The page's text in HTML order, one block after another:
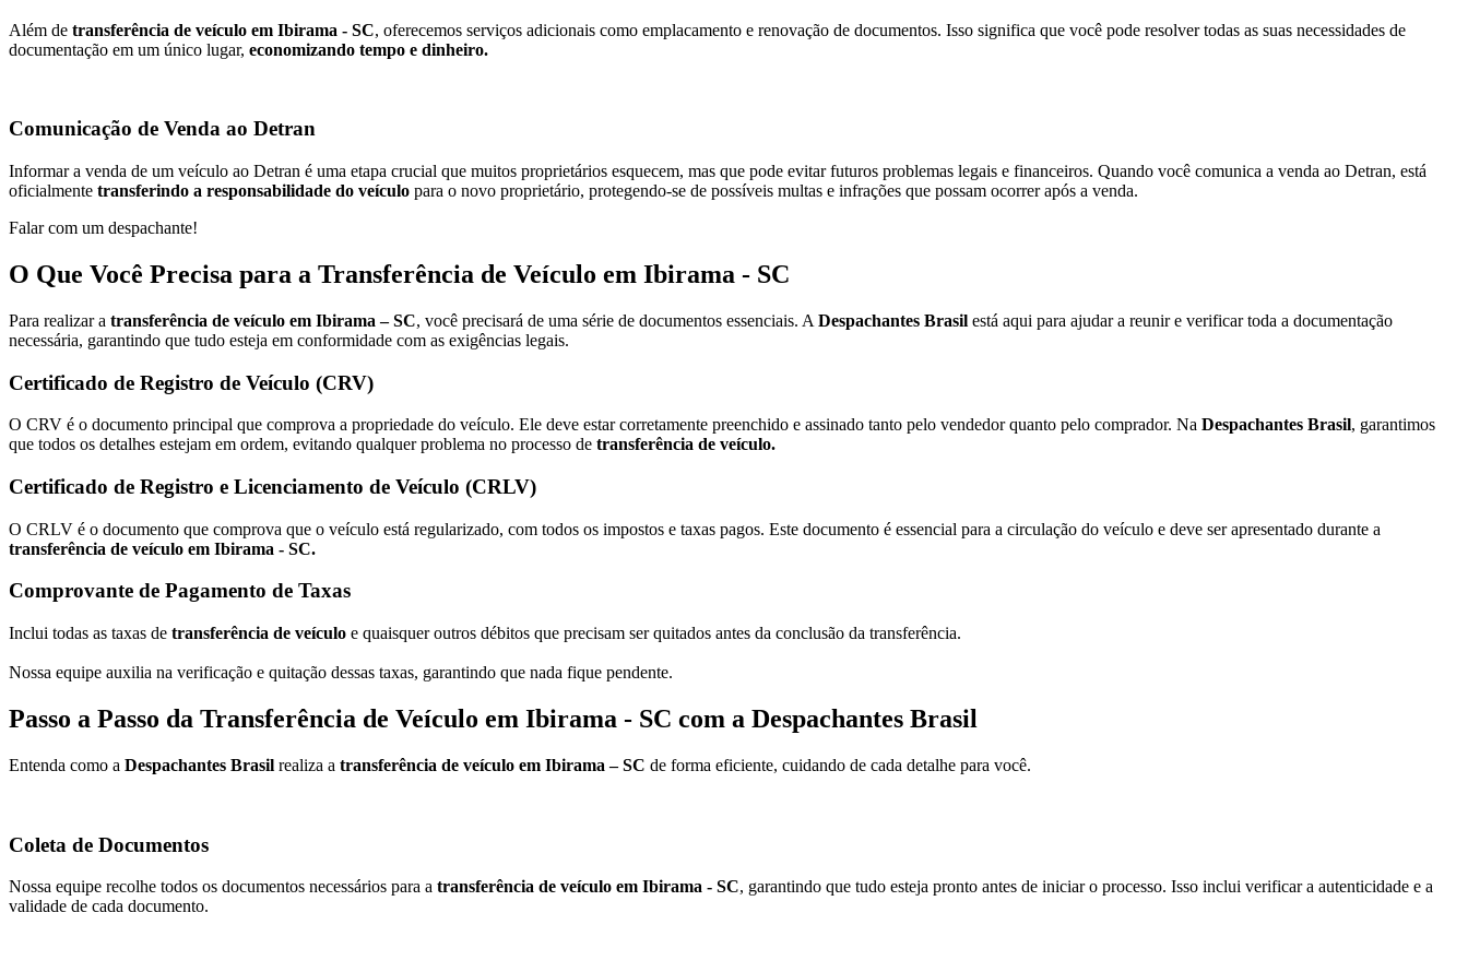
Além de transferência de veículo em Ibirama - SC, oferecemos serviços adicionais como emplacamento e renovação de documentos. Isso significa que você pode resolver todas as suas necessidades de
documentação em um único lugar, economizando tempo e dinheiro.
Comunicação de Venda ao Detran
Informar a venda de um veículo ao Detran é uma etapa crucial que muitos proprietários esquecem, mas que pode evitar futuros problemas legais e financeiros. Quando você comunica a venda ao Detran, está
oficialmente transferindo a responsabilidade do veículo para o novo proprietário, protegendo-se de possíveis multas e infrações que possam ocorrer após a venda.
Falar com um despachante!
O Que Você Precisa para a Transferência de Veículo em Ibirama - SC
Para realizar a transferência de veículo em Ibirama – SC, você precisará de uma série de documentos essenciais. A Despachantes Brasil está aqui para ajudar a reunir e verificar toda a documentação
necessária, garantindo que tudo esteja em conformidade com as exigências legais.
Certificado de Registro de Veículo (CRV)
O CRV é o documento principal que comprova a propriedade do veículo. Ele deve estar corretamente preenchido e assinado tanto pelo vendedor quanto pelo comprador. Na Despachantes Brasil, garantimos
que todos os detalhes estejam em ordem, evitando qualquer problema no processo de transferência de veículo.
Certificado de Registro e Licenciamento de Veículo (CRLV)
O CRLV é o documento que comprova que o veículo está regularizado, com todos os impostos e taxas pagos. Este documento é essencial para a circulação do veículo e deve ser apresentado durante a
transferência de veículo em Ibirama - SC.
Comprovante de Pagamento de Taxas
Inclui todas as taxas de transferência de veículo e quaisquer outros débitos que precisam ser quitados antes da conclusão da transferência.
Nossa equipe auxilia na verificação e quitação dessas taxas, garantindo que nada fique pendente.
Passo a Passo da Transferência de Veículo em Ibirama - SC com a Despachantes Brasil
Entenda como a Despachantes Brasil realiza a transferência de veículo em Ibirama – SC de forma eficiente, cuidando de cada detalhe para você.
Coleta de Documentos
Nossa equipe recolhe todos os documentos necessários para a transferência de veículo em Ibirama - SC, garantindo que tudo esteja pronto antes de iniciar o processo. Isso inclui verificar a autenticidade e a
validade de cada documento.